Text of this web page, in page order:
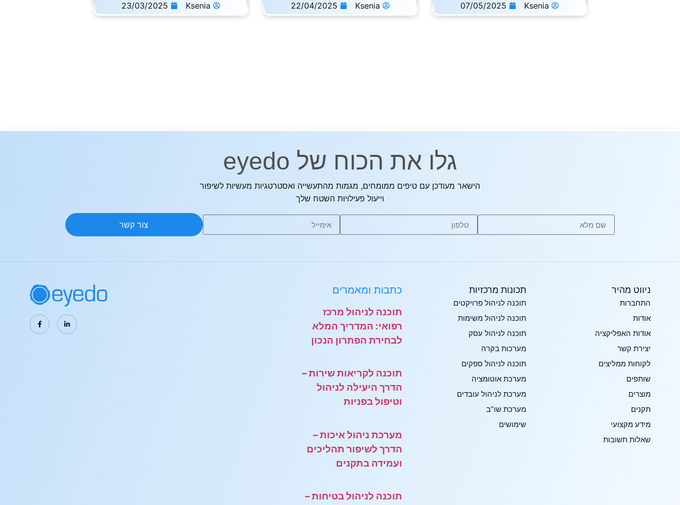
Ksenia
07/05/2025
Ksenia
22/04/2025
Ksenia
23/03/2025
גלו את הכוח של eyedo
הישאר מעודכן עם טיפים ממומחים, מגמות מהתעשייה ואסטרטגיות מעשיות לשיפור
וייעול פעילויות השטח שלך
צור קשר
ניווט מהיר
התחברות
אודות
אודות האפליקציה
יצירת קשר
לקוחות ממליצים
שותפים
מוצרים
תקנים
מידע מקצועי
שאלות תשובות
תכונות מרכזיות​
תוכנה לניהול פרויקטים
תוכנה לניהול משימות
תוכנה לניהול עסק
מערכות בקרה
תוכנה לניהול ספקים
מערכת אוטומציה
מערכת לניהול עובדים
מערכת שו”ב
שימושים
כתבות ומאמרים
תוכנה לניהול מרכז
רפואי: המדריך המלא
לבחירת הפתרון הנכון
תוכנה לקריאות שירות –
הדרך היעילה לניהול
וטיפול בפניות
מערכת ניהול איכות –
הדרך לשיפור תהליכים
ועמידה בתקנים
תוכנה לניהול בטיחות –